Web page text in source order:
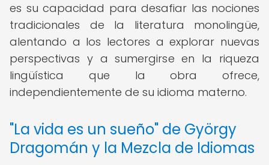
es su capacidad para desafiar las nociones
tradicionales de la literatura monolingüe,
alentando a los lectores a explorar nuevas
perspectivas y a sumergirse en la riqueza
lingüística que la obra ofrece,
independientemente de su idioma materno.
"La vida es un sueño" de György
Dragomán y la Mezcla de Idiomas